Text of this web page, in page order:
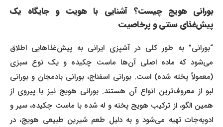
بورانی هویج چیست؟ آشنایی با هویت و جایگاه یک
پیش‌غذای سنتی و پرخاصیت
“بورانی” به طور کلی در آشپزی ایرانی به پیش‌غذاهایی اطلاق
می‌شود که ماده اصلی آن‌ها ماست چکیده و یک نوع سبزی
(معمولاً پخته شده) است. بورانی اسفناج، بورانی بادمجان و بورانی
لبو از معروف‌ترین انواع آن هستند. بورانی هویج نیز با پیروی از
همین الگو، از ترکیب هویج پخته و له شده با ماست چکیده، سیر و
ادویه‌جات تهیه می‌شود و به دلیل طعم شیرین طبیعی هویج، در